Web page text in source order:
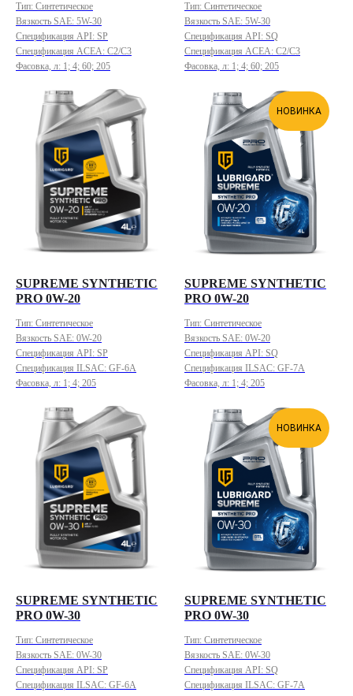
Тип: Синтетическое
Вязкость SAE: 5W-30
Спецификация API: SP
Спецификация ACEA: C2/C3
Фасовка, л: 1; 4; 60; 205
Тип: Синтетическое
Вязкость SAE: 5W-30
Спецификация API: SQ
Спецификация ACEA: C2/C3
Фасовка, л: 1; 4; 60; 205
SUPREME SYNTHETIC
PRO 0W-20
Тип: Синтетическое
Вязкость SAE: 0W-20
Спецификация API: SP
Спецификация ILSAC: GF-6A
Фасовка, л: 1; 4; 205
НОВИНКА
SUPREME SYNTHETIC
PRO 0W-20
Тип: Синтетическое
Вязкость SAE: 0W-20
Спецификация API: SQ
Спецификация ILSAC: GF-7A
Фасовка, л: 1; 4; 205
SUPREME SYNTHETIC
PRO 0W-30
Тип: Синтетическое
Вязкость SAE: 0W-30
Спецификация API: SP
Спецификация ILSAC: GF-6A
НОВИНКА
SUPREME SYNTHETIC
PRO 0W-30
Тип: Синтетическое
Вязкость SAE: 0W-30
Спецификация API: SQ
Спецификация ILSAC: GF-7A